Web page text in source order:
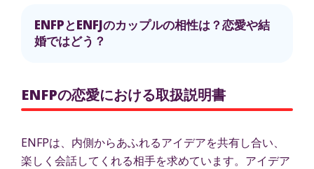
ENFPとENFJのカップルの相性は？恋愛や結
婚ではどう？
ENFPの恋愛における取扱説明書
ENFPは、内側からあふれるアイデアを共有し合い、
楽しく会話してくれる相手を求めています。アイデア